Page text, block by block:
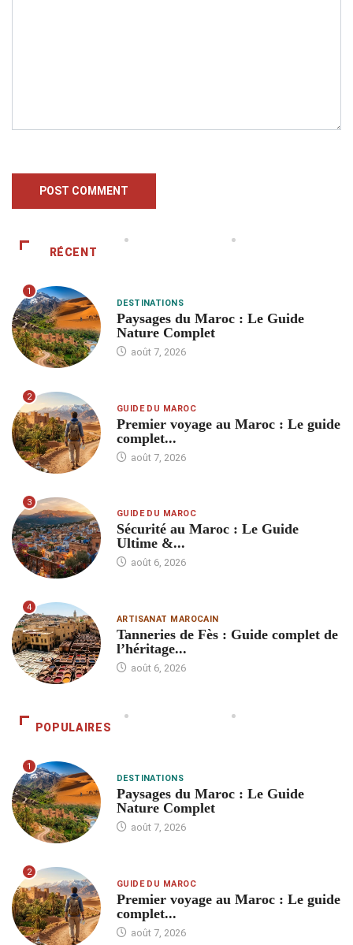
RÉCENT
1
DESTINATIONS
Paysages du Maroc : Le Guide
Nature Complet
août 7, 2026
2
GUIDE DU MAROC
Premier voyage au Maroc : Le guide
complet...
août 7, 2026
3
GUIDE DU MAROC
Sécurité au Maroc : Le Guide
Ultime &...
août 6, 2026
4
ARTISANAT MAROCAIN
Tanneries de Fès : Guide complet de
l’héritage...
août 6, 2026
POPULAIRES
1
DESTINATIONS
Paysages du Maroc : Le Guide
Nature Complet
août 7, 2026
2
GUIDE DU MAROC
Premier voyage au Maroc : Le guide
complet...
août 7, 2026